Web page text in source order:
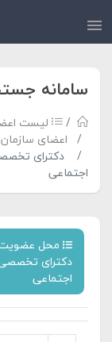
سامانه
لیست
اعضای
اجتماعی
محل عضویت
اجتماعی